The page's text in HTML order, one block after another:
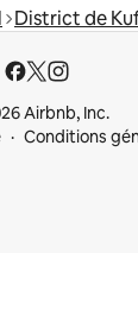
District de
Airbnb, Inc.
Conditions